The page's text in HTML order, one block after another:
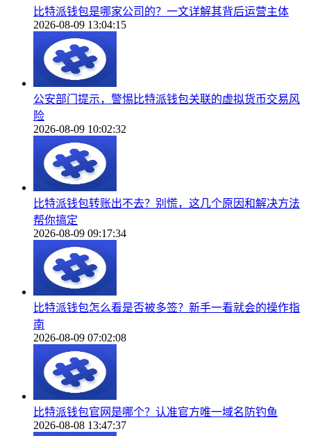
比特派钱包是哪家公司的？一文详解其背后运营主体
2026-08-09 13:04:15
公安部门提示，警惕比特派钱包关联的虚拟货币交易风
险
2026-08-09 10:02:32
比特派钱包转账出不去？别慌，这几个原因和解决方法
帮你搞定
2026-08-09 09:17:34
比特派钱包怎么看是否被多签？新手一看就会的操作指
南
2026-08-09 07:02:08
比特派钱包官网是哪个？认准官方唯一域名防钓鱼
2026-08-08 13:47:37